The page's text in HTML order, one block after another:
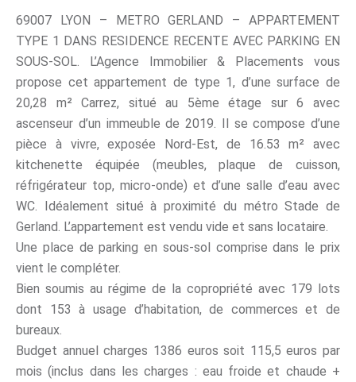
69007 LYON – METRO GERLAND – APPARTEMENT
TYPE 1 DANS RESIDENCE RECENTE AVEC PARKING EN
SOUS-SOL. L’Agence Immobilier & Placements vous
propose cet appartement de type 1, d’une surface de
20,28 m² Carrez, situé au 5ème étage sur 6 avec
ascenseur d’un immeuble de 2019. Il se compose d’une
pièce à vivre, exposée Nord-Est, de 16.53 m² avec
kitchenette équipée (meubles, plaque de cuisson,
réfrigérateur top, micro-onde) et d’une salle d’eau avec
WC. Idéalement situé à proximité du métro Stade de
Gerland. L’appartement est vendu vide et sans locataire.
Une place de parking en sous-sol comprise dans le prix
vient le compléter.
Bien soumis au régime de la copropriété avec 179 lots
dont 153 à usage d’habitation, de commerces et de
bureaux.
Budget annuel charges 1386 euros soit 115,5 euros par
mois (inclus dans les charges : eau froide et chaude +